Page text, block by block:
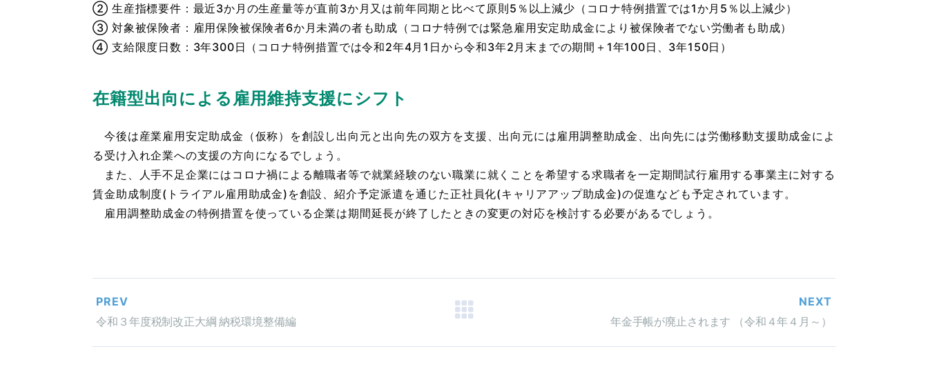
② 生産指標要件：最近3か月の生産量等が直前3か月又は前年同期と比べて原則5％以上減少（コロナ特例措置では1か月5％以上減少）
③ 対象被保険者：雇用保険被保険者6か月未満の者も助成（コロナ特例では緊急雇用安定助成金により被保険者でない労働者も助成）
④ 支給限度日数：3年300日（コロナ特例措置では令和2年4月1日から令和3年2月末までの期間＋1年100日、3年150日）
在籍型出向による雇用維持支援にシフト
今後は産業雇用安定助成金（仮称）を創設し出向元と出向先の双方を支援、出向元には雇用調整助成金、出向先には労働移動支援助成金によ
る受け入れ企業への支援の方向になるでしょう。
また、人手不足企業にはコロナ禍による離職者等で就業経験のない職業に就くことを希望する求職者を一定期間試行雇用する事業主に対する
賃金助成制度(トライアル雇用助成金)を創設、紹介予定派遣を通じた正社員化(キャリアアップ助成金)の促進なども予定されています。
雇用調整助成金の特例措置を使っている企業は期間延長が終了したときの変更の対応を検討する必要があるでしょう。
PREV
令和３年度税制改正大綱 納税環境整備編
NEXT
年金手帳が廃止されます （令和４年４月～）